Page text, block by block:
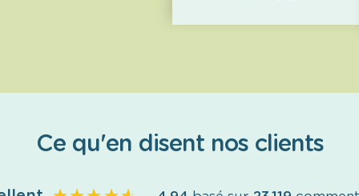
Ce qu'en disent nos clients